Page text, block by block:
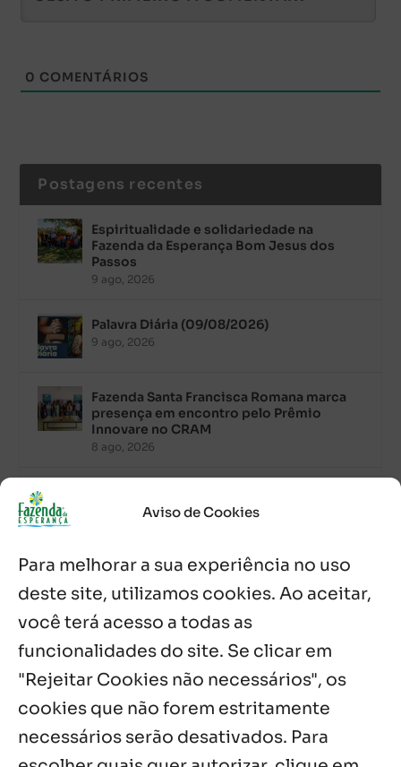
Aviso de Cookies
Para melhorar a sua experiência no uso
deste site, utilizamos cookies. Ao aceitar,
você terá acesso a todas as
funcionalidades do site. Se clicar em
"Rejeitar Cookies não necessários", os
cookies que não forem estritamente
necessários serão desativados. Para
0 COMENTÁRIOS
Postagens recentes
Espiritualidade e solidariedade na
Fazenda da Esperança Bom Jesus dos
Passos
9 ago, 2026
Palavra Diária (09/08/2026)
9 ago, 2026
Fazenda Santa Francisca Romana marca
presença em encontro pelo Prêmio
Innovare no CRAM
8 ago, 2026
8 ago, 2026
Acolhidos e voluntários participam do
7 ago, 2026
Es de Chapala celebram perseverança e
missão em encontro
7 ago, 2026
Notícias por Categoria